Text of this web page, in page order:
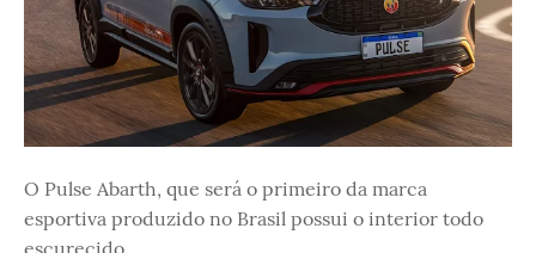
O Pulse Abarth, que será o primeiro da marca
esportiva produzido no Brasil possui o interior todo
escurecido.